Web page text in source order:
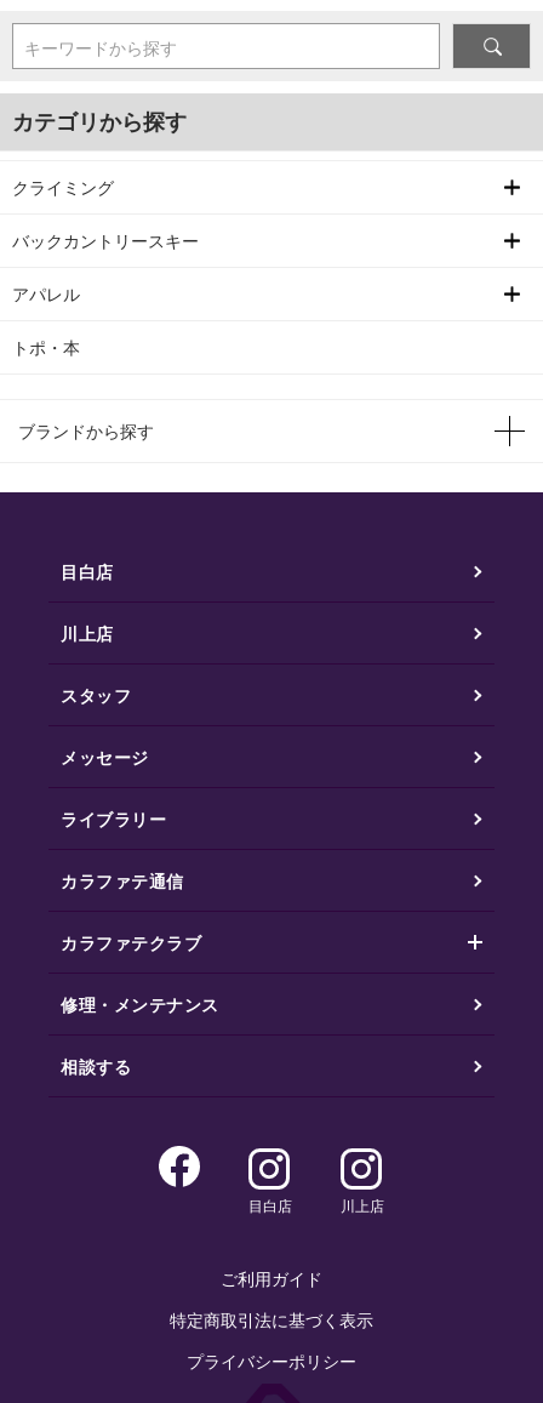
キーワードから探す
カテゴリから探す
クライミング
バックカントリースキー
アパレル
トポ・本
ブランドから探す
目白店
川上店
スタッフ
メッセージ
ライブラリー
カラファテ通信
カラファテクラブ
修理・メンテナンス
相談する
目白店 川上店
ご利用ガイド
特定商取引法に基づく表示
プライバシーポリシー